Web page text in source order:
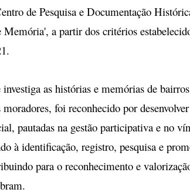
de Pesquisa e Documentação
Memória', a partir dos critérios
as histórias e memórias de
moradores, foi reconhecido por
pautadas na gestão participativa e no
à identificação, registro, pesquisa e
para o reconhecimento e